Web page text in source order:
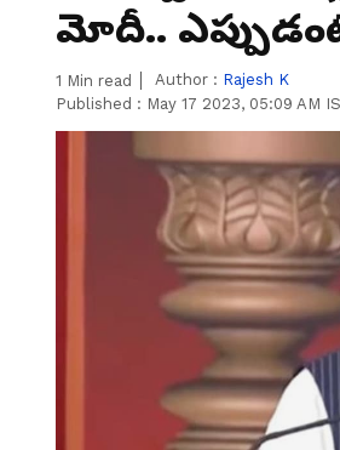
మోదీ..
1 Min read Author : Rajesh K
Published : May 17 2023, 05:09 AM